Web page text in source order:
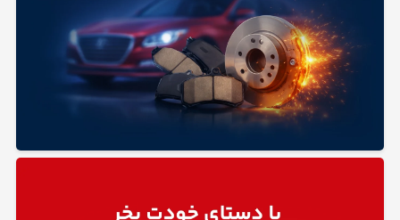
لوازم